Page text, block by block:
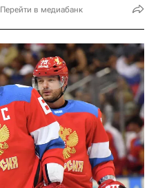
Перейти в медиабанк